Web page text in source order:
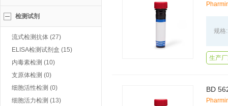
检测试剂
流式检测抗体 (27)
ELISA检测试剂盒 (15)
内毒素检测 (10)
支原体检测 (0)
细胞活性检测 (0)
细胞活力检测 (13)
规格:
生产
BD